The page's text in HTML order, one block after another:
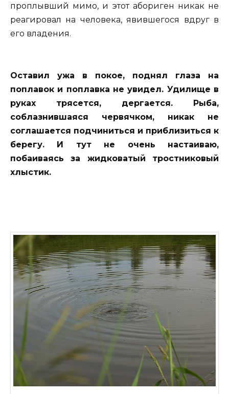
проплывший мимо, и этот абориген никак не
реагировал на человека, явившегося вдруг в
его владения.
Оставил ужа в покое, поднял глаза на
поплавок и поплавка не увидел. Удилище в
руках трясется, дергается. Рыба,
соблазнившаяся червячком, никак не
соглашается подчиниться и приблизиться к
берегу. И тут не очень настаиваю,
побаиваясь за жидковатый тростниковый
хлыстик.